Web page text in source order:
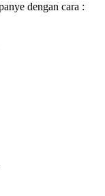
dengan cara :